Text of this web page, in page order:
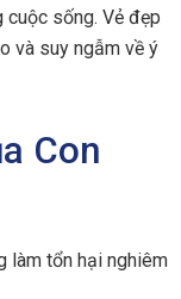
sống. Vẻ đẹp
và suy ngẫm về ý
Con
làm tổn hại nghiêm